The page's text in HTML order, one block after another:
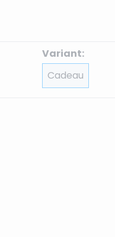
Variant:
Cadeau